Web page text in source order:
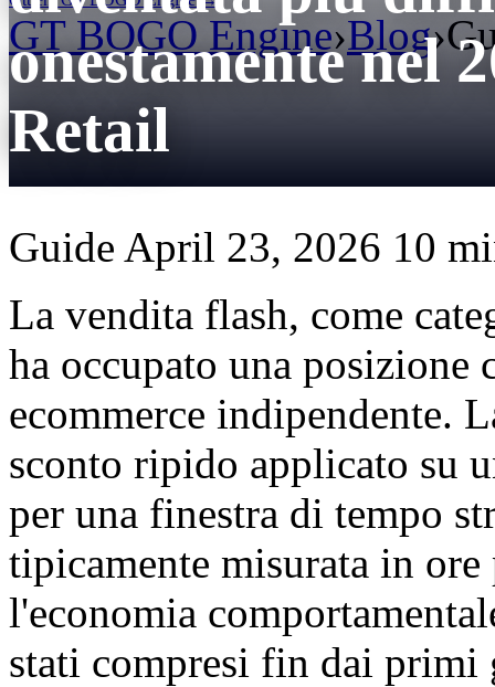
GT BOGO Engine›Blog›
onestamente nel
Retail
Guide April 23, 2026 10
La vendita flash, come
ha occupato una posizione
ecommerce indipendente.
sconto ripido applicato su
per una finestra di tempo
tipicamente misurata in
l'economia
stati compresi fin dai